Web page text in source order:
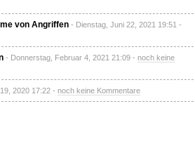
von Angriffen - Dienstag, Juni 22, 2021 19:51 -
- Donnerstag, Februar 4, 2021 21:09 - noch keine
2020 17:22 - noch keine Kommentare